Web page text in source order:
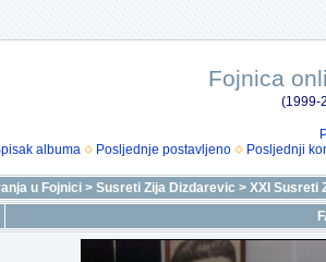
Fojnica
(1999-
albuma
Posljednje postavljeno Posljednji
u Fojnici > Susreti Zija Dizdarevic > XXI Susreti